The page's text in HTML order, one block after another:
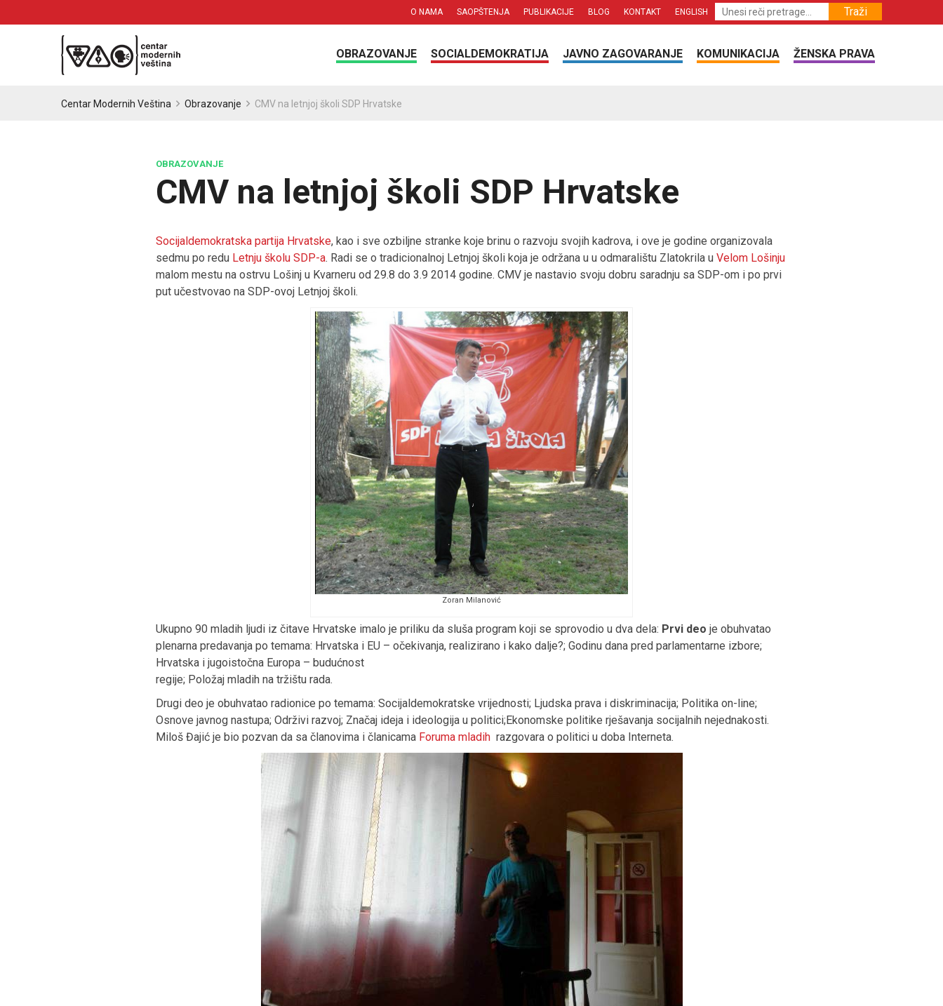
Traži
O NAMA SAOPŠTENJA PUBLIKACIJE BLOG KONTAKT ENGLISH
OBRAZOVANJE SOCIALDEMOKRATIJA JAVNO ZAGOVARANJE KOMUNIKACIJA ŽENSKA PRAVA
Centar Modernih Veština Obrazovanje CMV na letnjoj školi SDP Hrvatske
OBRAZOVANJE
CMV na letnjoj školi SDP Hrvatske
Socijaldemokratska partija Hrvatske, kao i sve ozbiljne stranke koje brinu o razvoju svojih kadrova, i ove je godine organizovala
sedmu po redu Letnju školu SDP-a. Radi se o tradicionalnoj Letnjoj školi koja je održana u u odmaralištu Zlatokrila u Velom Lošinju
malom mestu na ostrvu Lošinj u Kvarneru od 29.8 do 3.9 2014 godine. CMV je nastavio svoju dobru saradnju sa SDP-om i po prvi
put učestvovao na SDP-ovoj Letnjoj školi.
Zoran Milanović
Ukupno 90 mladih ljudi iz čitave Hrvatske imalo je priliku da sluša program koji se sprovodio u dva dela: Prvi deo je obuhvatao
plenarna predavanja po temama: Hrvatska i EU – očekivanja, realizirano i kako dalje?; Godinu dana pred parlamentarne izbore;
Hrvatska i jugoistočna Europa – budućnost
regije; Položaj mladih na tržištu rada.
Drugi deo je obuhvatao radionice po temama: Socijaldemokratske vrijednosti; Ljudska prava i diskriminacija; Politika on-line;
Osnove javnog nastupa; Održivi razvoj; Značaj ideja i ideologija u politici;Ekonomske politike rješavanja socijalnih nejednakosti.
Miloš Đajić je bio pozvan da sa članovima i članicama Foruma mladih razgovara o politici u doba Interneta.